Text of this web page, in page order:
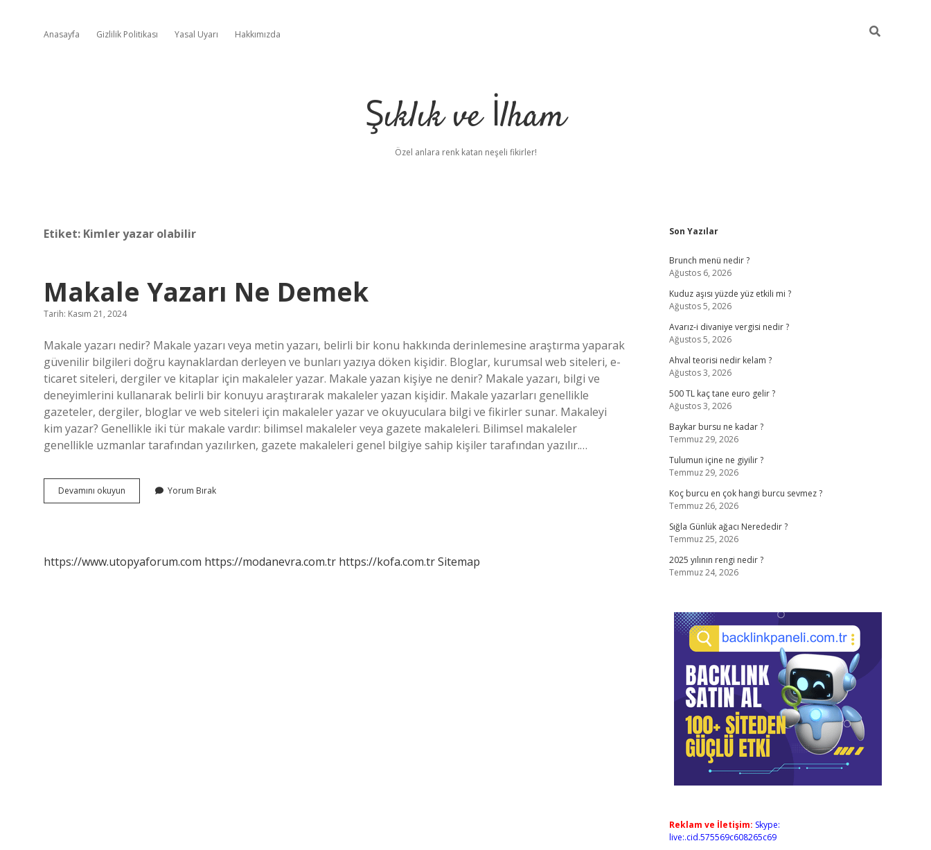
Anasayfa Gizlilik Politikası Yasal Uyarı Hakkımızda
Şıklık ve İlham
Özel anlara renk katan neşeli fikirler!
Etiket: Kimler yazar olabilir
Makale Yazarı Ne Demek
Tarih: Kasım 21, 2024
Makale yazarı nedir? Makale yazarı veya metin yazarı, belirli bir konu hakkında derinlemesine araştırma yaparak
güvenilir bilgileri doğru kaynaklardan derleyen ve bunları yazıya döken kişidir. Bloglar, kurumsal web siteleri, e-
ticaret siteleri, dergiler ve kitaplar için makaleler yazar. Makale yazan kişiye ne denir? Makale yazarı, bilgi ve
deneyimlerini kullanarak belirli bir konuyu araştırarak makaleler yazan kişidir. Makale yazarları genellikle
gazeteler, dergiler, bloglar ve web siteleri için makaleler yazar ve okuyuculara bilgi ve fikirler sunar. Makaleyi
kim yazar? Genellikle iki tür makale vardır: bilimsel makaleler veya gazete makaleleri. Bilimsel makaleler
genellikle uzmanlar tarafından yazılırken, gazete makaleleri genel bilgiye sahip kişiler tarafından yazılır.…
Devamını okuyun
Yazarı
Yorum Bırak
https://www.utopyaforum.com https://modanevra.com.tr https://kofa.com.trSitemap
Sidebar
Son Yazılar
Brunch menü nedir ?
Ağustos 6, 2026
Kuduz aşısı yüzde yüz etkili mi ?
Ağustos 5, 2026
Avarız-i divaniye vergisi nedir ?
Ağustos 5, 2026
Ahval teorisi nedir kelam ?
Ağustos 3, 2026
500 TL kaç tane euro gelir ?
Ağustos 3, 2026
Baykar bursu ne kadar ?
Temmuz 29, 2026
Tulumun içine ne giyilir ?
Temmuz 29, 2026
Koç burcu en çok hangi burcu sevmez ?
Temmuz 26, 2026
Sığla Günlük ağacı Nerededir ?
Temmuz 25, 2026
2025 yılının rengi nedir ?
Temmuz 24, 2026
Reklam ve İletişim: Skype:
live:.cid.575569c608265c69